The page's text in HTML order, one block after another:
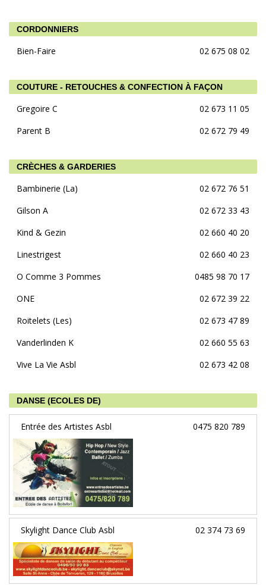
CORDONNIERS
Bien-Faire 02 675 08 02
COUTURE - RETOUCHES & CONFECTION À FAÇON
Gregoire C
02 673 11 05
Parent B
02 672 79 49
CRÈCHES & GARDERIES
Bambinerie (La)
02 672 76 51
Gilson A
02 672 33 43
Kind & Gezin
02 660 40 20
Linestrigest
02 660 40 23
O Comme 3 Pommes
0485 98 70 17
ONE
02 672 39 22
Roitelets (Les)
02 673 47 89
Vanderlinden K
02 660 55 63
Vive La Vie Asbl
02 673 42 08
DANSE (ECOLES DE)
Entrée des Artistes Asbl 0475 820 789
Skylight Dance Club Asbl 02 374 73 69